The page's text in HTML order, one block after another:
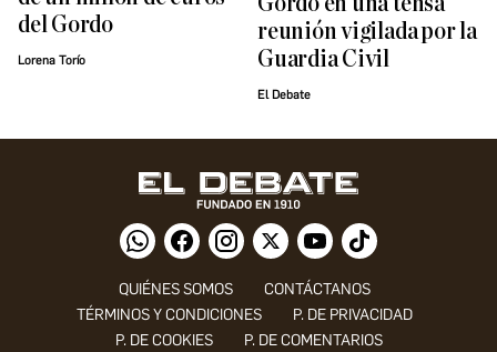
del Gordo
Lorena Torío
reunión vigilada por la
Guardia Civil
El Debate
QUIÉNES SOMOS
CONTÁCTANOS
TÉRMINOS Y CONDICIONES
P. DE PRIVACIDAD
P. DE COOKIES
P. DE COMENTARIOS